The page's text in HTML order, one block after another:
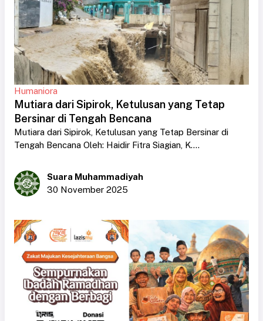
Humaniora
Mutiara dari Sipirok, Ketulusan yang Tetap
Bersinar di Tengah Bencana
Mutiara dari Sipirok, Ketulusan yang Tetap Bersinar di
Tengah Bencana Oleh: Haidir Fitra Siagian, K....
Suara Muhammadiyah
30 November 2025